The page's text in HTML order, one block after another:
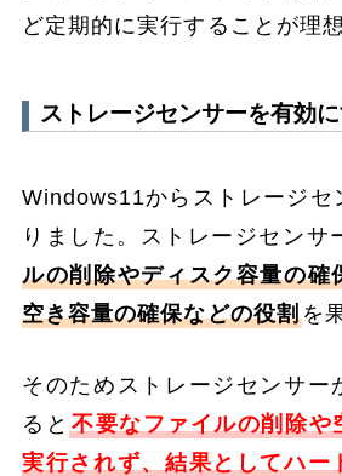
ど定期的に実行することが理想
ストレージセンサーを有効
Windows11からストレージセ
りました。ストレージセンサ
ルの削除やディスク容量の確
空き容量の確保などの役割を
そのためストレージセンサー
ると 不要なファイルの削除や
実行されず、結果としてハー